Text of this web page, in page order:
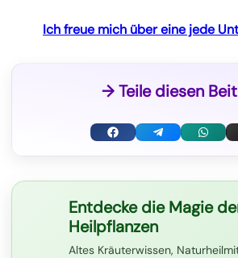
Ich freue mich über eine jede
→ Teile diesen
F
e
b
T
g
W
s
Entdecke die Magie
Heilpflanzen
Altes Kräuterwissen,